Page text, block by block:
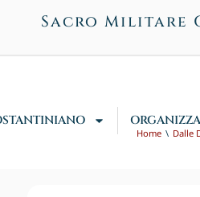
Sacro Militare
Home Dalle